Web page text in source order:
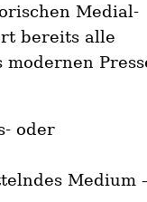
Medial-
bereits alle
oder
Medium